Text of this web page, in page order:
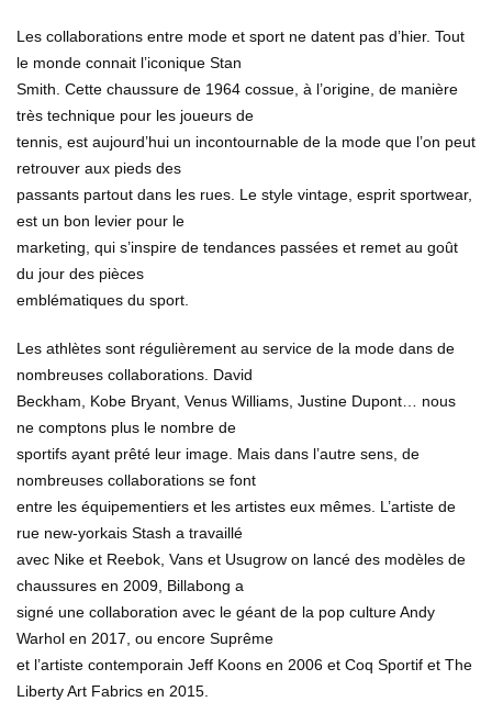
Les collaborations entre mode et sport ne datent pas d’hier. Tout
le monde connait l’iconique Stan
Smith. Cette chaussure de 1964 cossue, à l’origine, de manière
très technique pour les joueurs de
tennis, est aujourd’hui un incontournable de la mode que l’on peut
retrouver aux pieds des
passants partout dans les rues. Le style vintage, esprit sportwear,
est un bon levier pour le
marketing, qui s’inspire de tendances passées et remet au goût
du jour des pièces
emblématiques du sport.
Les athlètes sont régulièrement au service de la mode dans de
nombreuses collaborations. David
Beckham, Kobe Bryant, Venus Williams, Justine Dupont… nous
ne comptons plus le nombre de
sportifs ayant prêté leur image. Mais dans l’autre sens, de
nombreuses collaborations se font
entre les équipementiers et les artistes eux mêmes. L’artiste de
rue new-yorkais Stash a travaillé
avec Nike et Reebok, Vans et Usugrow on lancé des modèles de
chaussures en 2009, Billabong a
signé une collaboration avec le géant de la pop culture Andy
Warhol en 2017, ou encore Suprême
et l’artiste contemporain Jeff Koons en 2006 et Coq Sportif et The
Liberty Art Fabrics en 2015.